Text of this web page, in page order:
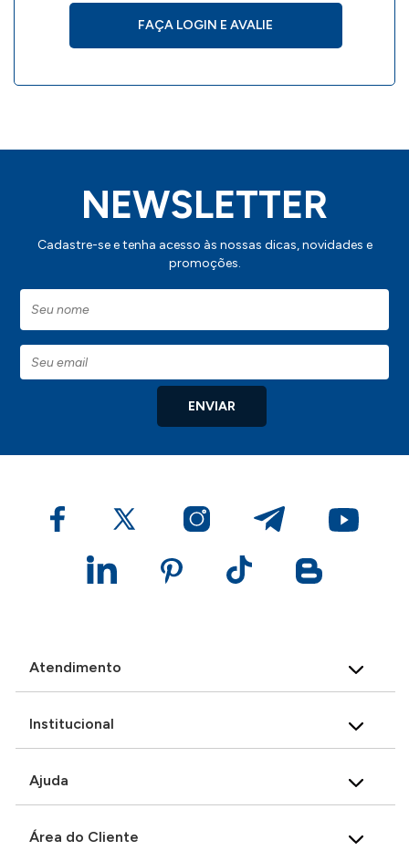
FAÇA LOGIN E AVALIE
NEWSLETTER
Cadastre-se e tenha acesso às nossas dicas, novidades e
promoções.
ENVIAR
Atendimento
Institucional
Ajuda
Área do Cliente